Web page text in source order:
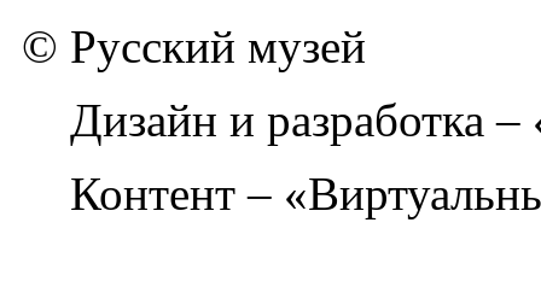
© Русский музей
Дизайн и разработка
Контент –